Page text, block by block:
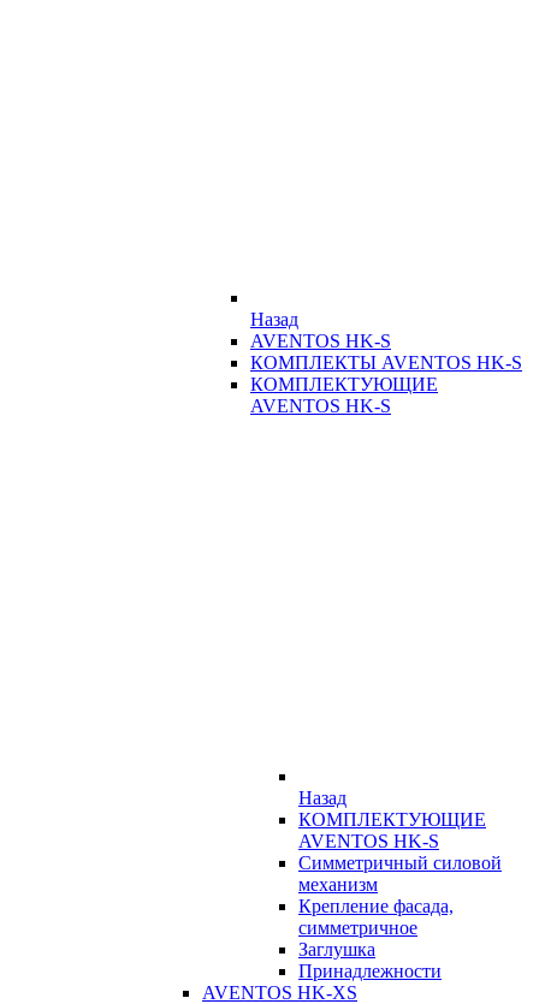
Назад
AVENTOS HK-S
КОМПЛЕКТЫ AVENTOS HK-S
КОМПЛЕКТУЮЩИЕ
AVENTOS HK-S
Назад
КОМПЛЕКТУЮЩИЕ
AVENTOS HK-S
Симметричный силовой
механизм
Крепление фасада,
симметричное
Заглушка
Принадлежности
AVENTOS HK-XS